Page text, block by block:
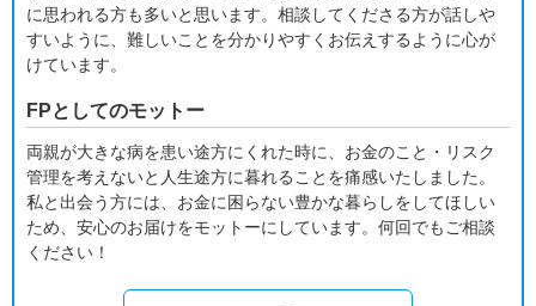
に思われる方も多いと思います。相談してくださる方が話しや
すいように、難しいことを分かりやすくお伝えするように心が
けています。
FPとしてのモットー
両親が大きな病を患い途方にくれた時に、お金のこと・リスク
管理を考えないと人生途方に暮れることを痛感いたしました。
私と出会う方には、お金に困らない豊かな暮らしをしてほしい
ため、安心のお届けをモットーにしています。何回でもご相談
ください！